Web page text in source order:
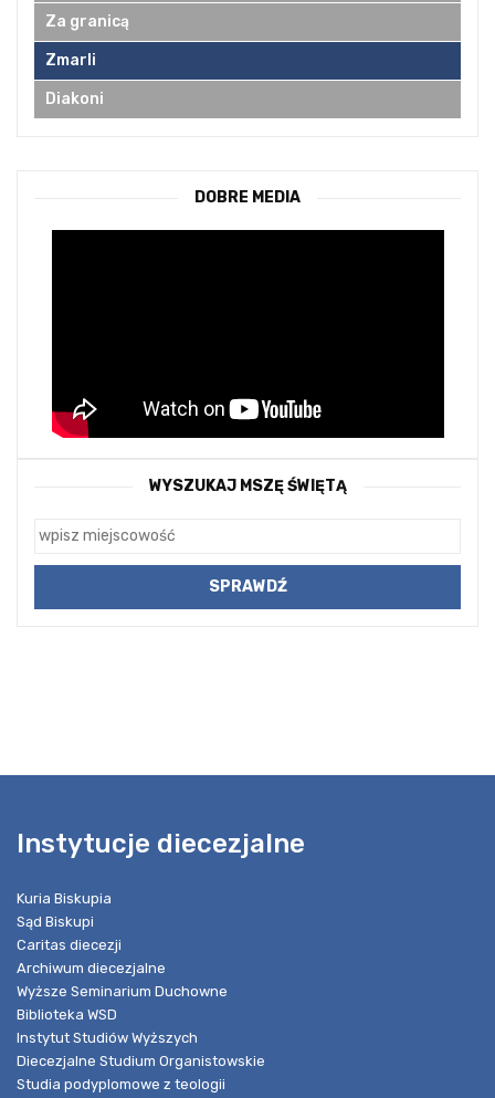
Za granicą
Zmarli
Diakoni
DOBRE MEDIA
WYSZUKAJ MSZĘ ŚWIĘTĄ
Instytucje diecezjalne
Kuria Biskupia
Sąd Biskupi
Caritas diecezji
Archiwum diecezjalne
Wyższe Seminarium Duchowne
Biblioteka WSD
Instytut Studiów Wyższych
Diecezjalne Studium Organistowskie
Studia podyplomowe z teologii